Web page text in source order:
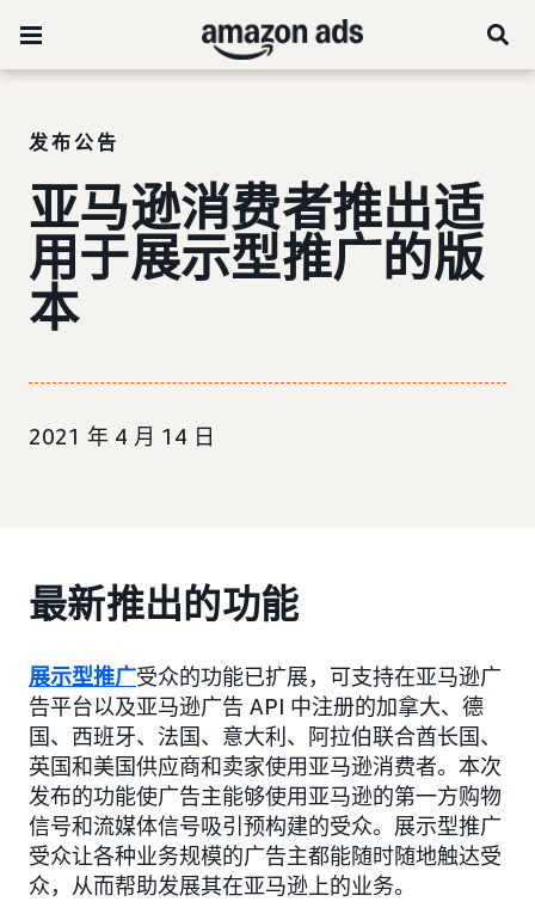
发布公告
亚马逊消费者推出适
用于展示型推广的版
本
2021 年 4 月 14 日
最新推出的功能
展示型推广受众的功能已扩展，可支持在亚马逊广
告平台以及亚马逊广告 API 中注册的加拿大、德
国、西班牙、法国、意大利、阿拉伯联合酋长国、
英国和美国供应商和卖家使用亚马逊消费者。本次
发布的功能使广告主能够使用亚马逊的第一方购物
信号和流媒体信号吸引预构建的受众。展示型推广
受众让各种业务规模的广告主都能随时随地触达受
众，从而帮助发展其在亚马逊上的业务。